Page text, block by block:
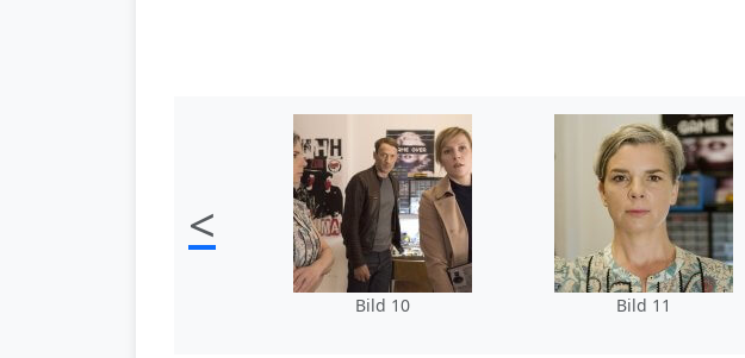
<
Bild 10 Bild 11